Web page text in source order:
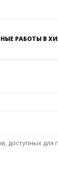
РАБОТЫ В
доступных для